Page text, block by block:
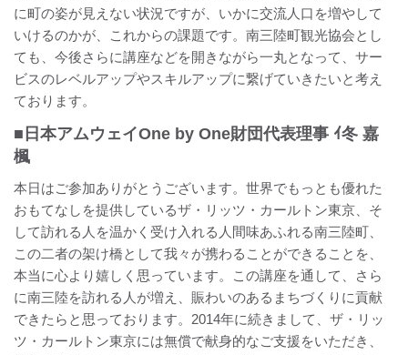
に町の姿が見えない状況ですが、いかに交流人口を増やして
いけるのかが、これからの課題です。南三陸町観光協会とし
ても、今後さらに講座などを開きながら一丸となって、サー
ビスのレベルアップやスキルアップに繋げていきたいと考え
ております。
■日本アムウェイOne by One財団代表理事 ｲ冬 嘉
楓
本日はご参加ありがとうございます。世界でもっとも優れた
おもてなしを提供しているザ・リッツ・カールトン東京、そ
して訪れる人を温かく受け入れる人間味あふれる南三陸町、
この二者の架け橋として我々が携わることができることを、
本当に心より嬉しく思っています。この講座を通して、さら
に南三陸を訪れる人が増え、賑わいのあるまちづくりに貢献
できたらと思っております。2014年に続きまして、ザ・リッ
ツ・カールトン東京には無償で献身的なご支援をいただき、